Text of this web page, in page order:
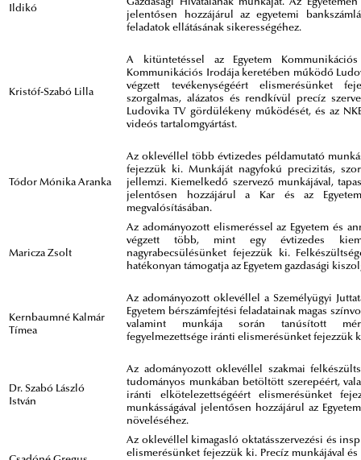
Ildikó
Gazdasági Hivatalának munkáját. Az
jelentősen hozzájárul az egyetemi
feladatok ellátásának sikerességéhez.
Kristóf-Szabó Lilla
A kitüntetéssel az Egyetem
Kommunikációs Irodája keretében működő
végzett tevékenységéért elismerésünket
szorgalmas, alázatos és rendkívül precíz
Ludovika TV gördülékeny működését, és az
videós tartalomgyártást.
Tódor Mónika Aranka
Az oklevéllel több évtizedes példamutató
fejezzük ki. Munkáját nagyfokú precizitás,
jellemzi. Kiemelkedő szervező munkájával,
jelentősen hozzájárul a Kar és az
megvalósításában.
Maricza Zsolt
Az adományozott elismeréssel az Egyetem és
végzett több, mint egy évtizedes
nagyrabecsülésünket fejezzük ki.
hatékonyan támogatja az Egyetem gazdasági
Kernbaumné Kalmár
Tímea
Az adományozott oklevéllel a Személyügyi
Egyetem bérszámfejtési feladatainak magas
valamint munkája során tanúsított
fegyelmezettsége iránti elismerésünket fejezzük
Dr. Szabó László
István
Az adományozott oklevéllel szakmai
tudományos munkában betöltött szerepéért,
iránti elkötelezettségéért elismerésünket
munkásságával jelentősen hozzájárul az
növeléséhez.
Az oklevéllel kimagasló oktatásszervezési és
elismerésünket fejezzük ki. Precíz munkájával és